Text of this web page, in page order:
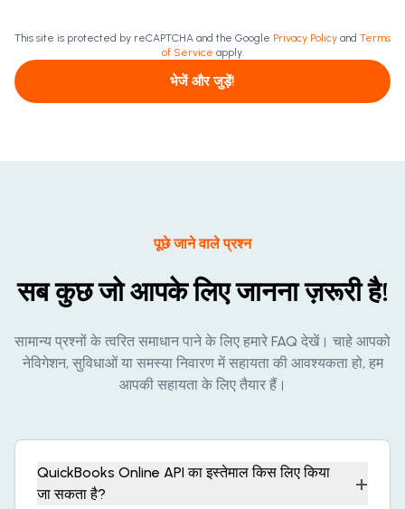
This site is protected by reCAPTCHA and the Google Privacy Policy and Terms
of Service apply.
भेजें और जुड़ें!
पूछे जाने वाले प्रश्न
सब कुछ जो आपके लिए जानना ज़रूरी है!
सामान्य प्रश्नों के त्वरित समाधान पाने के लिए हमारे FAQ देखें। चाहे आपको
नेविगेशन, सुविधाओं या समस्या निवारण में सहायता की आवश्यकता हो, हम
आपकी सहायता के लिए तैयार हैं।
QuickBooks Online API का इस्तेमाल किस लिए किया
जा सकता है?
+